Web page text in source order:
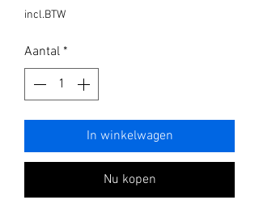
incl.BTW
Aantal *
In winkelwagen
Nu kopen